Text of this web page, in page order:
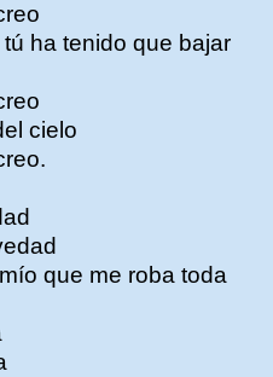
ha tenido que bajar
cielo
que me roba toda